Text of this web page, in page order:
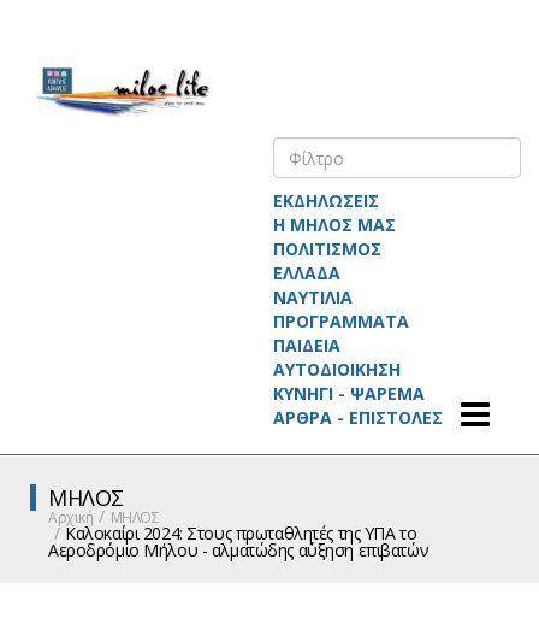
ΕΚΔΗΛΩΣΕΙΣ
Η ΜΗΛΟΣ ΜΑΣ
ΠΟΛΙΤΙΣΜΟΣ
ΕΛΛΑΔΑ
ΝΑΥΤΙΛΙΑ
ΠΡΟΓΡΑΜΜΑΤΑ
ΠΑΙΔΕΙΑ
ΑΥΤΟΔΙΟΙΚΗΣΗ
ΚΥΝΗΓΙ - ΨΑΡΕΜΑ
ΑΡΘΡΑ - ΕΠΙΣΤΟΛΕΣ
ΜΗΛΟΣ
Αρχική ΜΗΛΟΣ
Καλοκαίρι 2024: Στους πρωταθλητές της ΥΠΑ το
Αεροδρόμιο Μήλου - αλματώδης αύξηση επιβατών